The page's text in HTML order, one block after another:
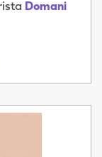
Domani